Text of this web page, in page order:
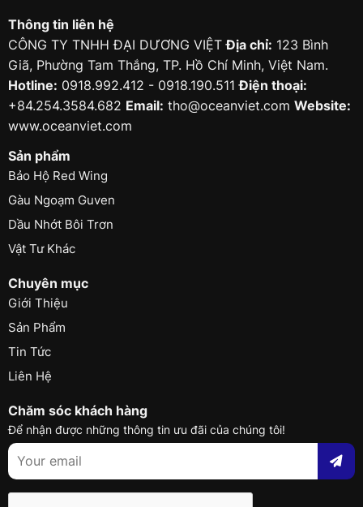
Thông tin liên hệ
CÔNG TY TNHH ĐẠI DƯƠNG VIỆTĐịa chỉ: 123 Bình
Giã, Phường Tam Thắng, TP. Hồ Chí Minh, Việt Nam.
Hotline: 0918.992.412 - 0918.190.511Điện thoại:
+84.254.3584.682 Email: tho@oceanviet.com Website:
www.oceanviet.com
Sản phẩm
Bảo Hộ Red Wing
Gàu Ngoạm Guven
Dầu Nhớt Bôi Trơn
Vật Tư Khác
Chuyên mục
Giới Thiệu
Sản Phẩm
Tin Tức
Liên Hệ
Chăm sóc khách hàng
Để nhận được những thông tin ưu đãi của chúng tôi!